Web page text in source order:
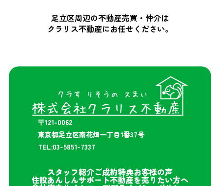
足立区周辺の不動産売買・仲介は
クラリス不動産にお任せください。
〒121-0062
東京都足立区南花畑一丁目1番37号
TEL:03-5851-7337
スタッフ紹介ご成約特典お客様の声
住設あんしんサポート不動産を売りたい方へ